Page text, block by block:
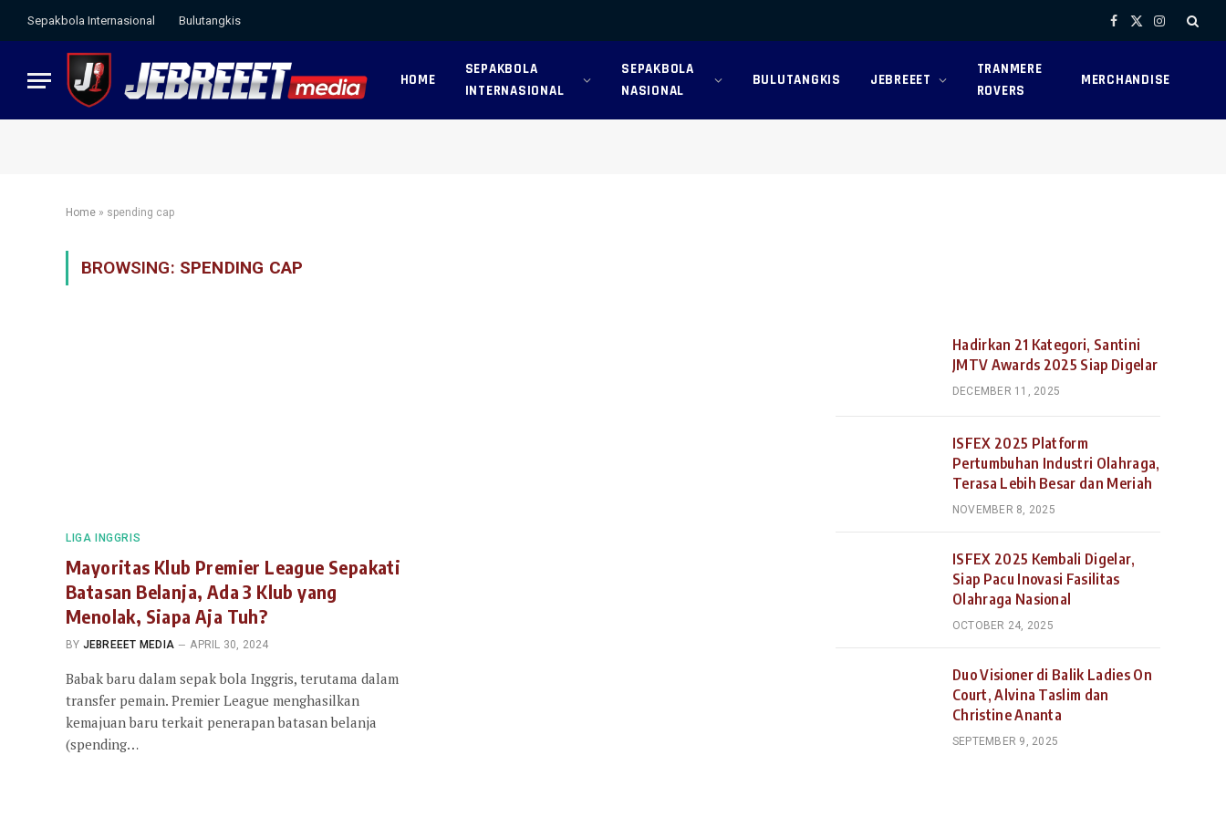
Sepakbola Internasional Bulutangkis Facebook
X
Instagram
HOME
SEPAKBOLA
INTERNASIONAL
SEPAKBOLA
NASIONAL
BULUTANGKIS JEBREEET
TRANMERE
ROVERS
MERCHANDISE
Home » spending cap
BROWSING: SPENDING CAP
LIGA INGGRIS
Mayoritas Klub Premier League Sepakati
Batasan Belanja, Ada 3 Klub yang
Menolak, Siapa Aja Tuh?
BY JEBREEET MEDIA APRIL 30, 2024
Babak baru dalam sepak bola Inggris, terutama dalam
transfer pemain. Premier League menghasilkan
kemajuan baru terkait penerapan batasan belanja
(spending…
Hadirkan 21 Kategori, Santini
JMTV Awards 2025 Siap Digelar
DECEMBER 11, 2025
ISFEX 2025 Platform
Pertumbuhan Industri Olahraga,
Terasa Lebih Besar dan Meriah
NOVEMBER 8, 2025
ISFEX 2025 Kembali Digelar,
Siap Pacu Inovasi Fasilitas
Olahraga Nasional
OCTOBER 24, 2025
Duo Visioner di Balik Ladies On
Court, Alvina Taslim dan
Christine Ananta
SEPTEMBER 9, 2025